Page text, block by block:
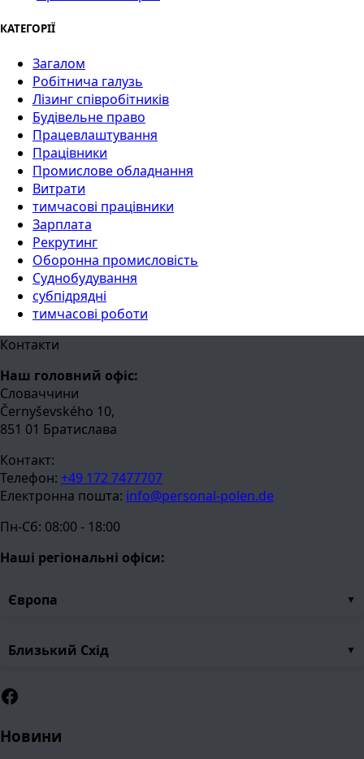
КАТЕГОРІЇ
Загалом
Робітнича галузь
Лізинг співробітників
Будівельне право
Працевлаштування
Працівники
Промислове обладнання
Витрати
тимчасові працівники
Зарплата
Рекрутинг
Оборонна промисловість
Суднобудування
субпідрядні
тимчасові роботи
Контакти
Наш головний офіс:
Словаччини
Černyševského 10,
851 01 Братислава
Контакт:
Телефон: +49 172 7477707
Електронна пошта: info@personal-polen.de
Пн-Сб: 08:00 - 18:00
Наші регіональні офіси:
Європа
Близький Схід
Facebook
Новини